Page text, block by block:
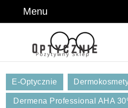
Menu
E-Optycznie
Dermena Professional AHA